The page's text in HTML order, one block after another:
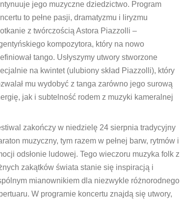
jego muzyczne dziedzictwo. Program
to pełne pasji, dramatyzmu i liryzmu
z twórczością Astora Piazzolli –
kompozytora, który na nowo
tango. Usłyszymy utwory stworzone
na kwintet (ulubiony skład Piazzolli), który
mu wydobyć z tanga zarówno jego surową
jak i subtelność rodem z muzyki kameralnej
zakończy w niedzielę 24 sierpnia tradycyjny
muzyczny, tym razem w pełnej barw, rytmów i
odsłonie ludowej. Tego wieczoru muzyka folk z
zakątków świata stanie się inspiracją i
mianownikiem dla niezwykle różnorodnego
W programie koncertu znajdą się utwory,